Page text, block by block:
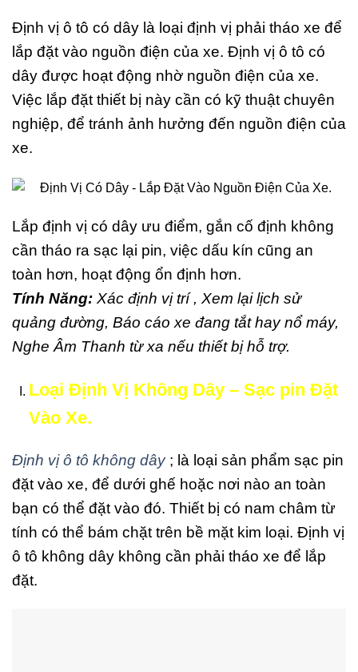
Định vị ô tô có dây là loại định vị phải tháo xe để
lắp đặt vào nguồn điện của xe. Định vị ô tô có
dây được hoạt động nhờ nguồn điện của xe.
Việc lắp đặt thiết bị này cần có kỹ thuật chuyên
nghiệp, để tránh ảnh hưởng đến nguồn điện của
xe.
Lắp định vị có dây ưu điểm, gắn cố định không
cần tháo ra sạc lại pin, việc dấu kín cũng an
toàn hơn, hoạt động ổn định hơn.
Tính Năng: Xác định vị trí , Xem lại lịch sử
quảng đường, Báo cáo xe đang tắt hay nổ máy,
Nghe Âm Thanh từ xa nếu thiết bị hỗ trợ.
Loại Định Vị Không Dây – Sạc pin Đặt
Vào Xe.
Định vị ô tô không dây; là loại sản phẩm sạc pin
đặt vào xe, để dưới ghế hoặc nơi nào an toàn
bạn có thể đặt vào đó. Thiết bị có nam châm từ
tính có thể bám chặt trên bề mặt kim loại. Định vị
ô tô không dây không cần phải tháo xe để lắp
đặt.